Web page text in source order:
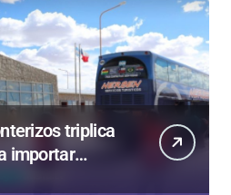
triplica
importar